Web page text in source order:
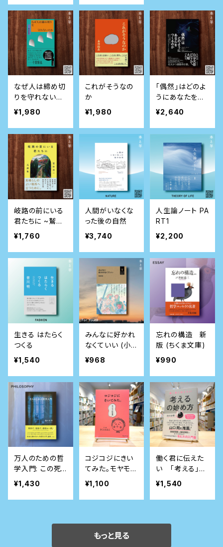
なぜ人は締め切
りを守れないの
か
¥1,980
これがそうなの
か
¥1,980
「偶然」はどのよ
うにあなたをつ
くるのか
¥2,640
岐路の前にいる
君たちに ~鷲田
清一 式辞集~
¥1,760
人間がいなくな
った後の自然
¥3,740
人生論ノート PA
RT1
¥2,200
生きる はたらく
つくる
¥1,540
みんなに好かれ
なくていい (小
学館Youth Boo
¥968
忘れの構造 新
版 (ちくま文庫)
¥990
万人のための哲
学入門: この死
を謳歌する
¥1,430
コジコジにきい
てみた。モヤモヤ
問答集
¥1,100
働く君に伝えた
い 「考える」の
始め方
¥1,540
もっと見る